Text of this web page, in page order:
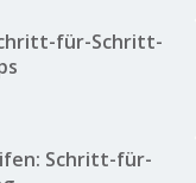
für-Schritt-
Schritt-für-